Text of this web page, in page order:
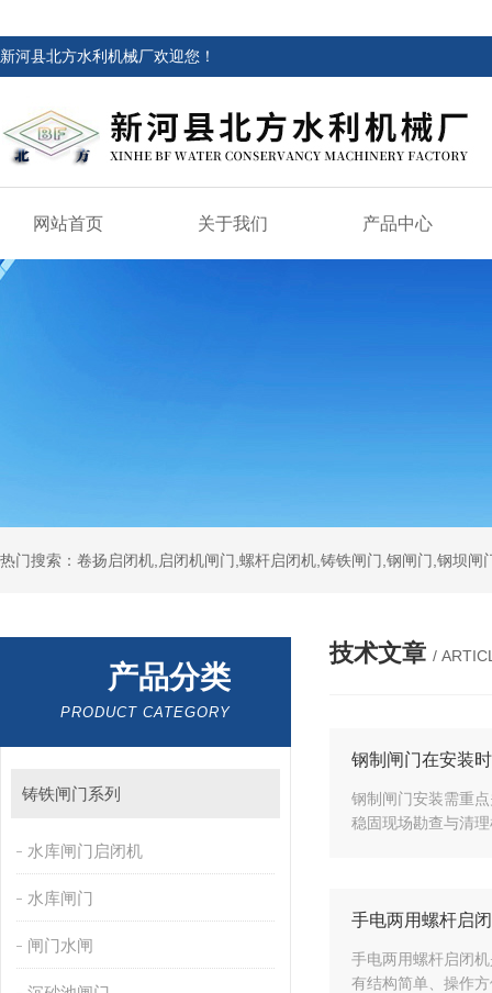
新河县北方水利机械厂欢迎您！
网站首页 关于我们 产品中心
热门搜索：卷扬启闭机,启闭机闸门,螺杆启闭机,铸铁闸门,钢闸门,钢坝
产品分类
PRODUCT CATEGORY
铸铁闸门系列
水库闸门启闭机
水库闸门
闸门水闸
技术文章 /
钢制闸门在安装
钢制闸门安装需重
稳固现场勘查与清
手电两用螺杆启
手电两用螺杆启闭
有结构简单、操作